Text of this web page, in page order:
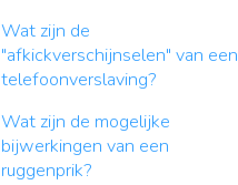
Wat zijn de
"afkickverschijnselen" van een
telefoonverslaving?
Wat zijn de mogelijke
bijwerkingen van een
ruggenprik?